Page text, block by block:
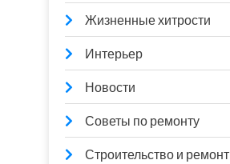
Жизненные хитрости
Интерьер
Новости
Советы по ремонту
Строительство и ремонт